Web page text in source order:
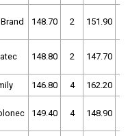
148.70 2 151.90
148.80 2 147.70
146.80 4 162.20
149.40 4 148.90